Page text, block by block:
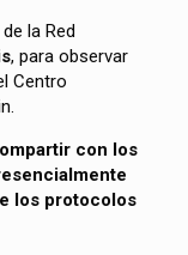
la Red
, para observar
Centro
con los
los protocolos